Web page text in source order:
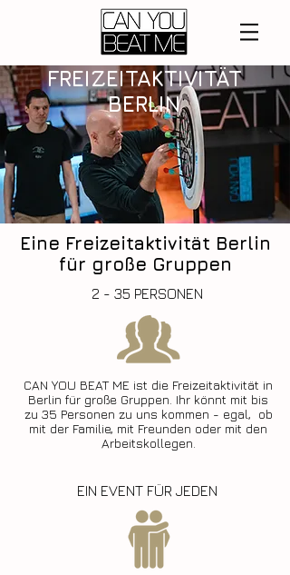
FREIZEITAKTIVITÄT
BERLIN
Eine Freizeitaktivität Berlin
für große Gruppen
2 - 35 PERSONEN
CAN YOU BEAT ME ist die Freizeitaktivität in
Berlin für große Gruppen. Ihr könnt mit bis
zu 35 Personen zu uns kommen - egal, ob
mit der Familie, mit Freunden oder mit den
Arbeitskollegen.
EIN EVENT FÜR JEDEN